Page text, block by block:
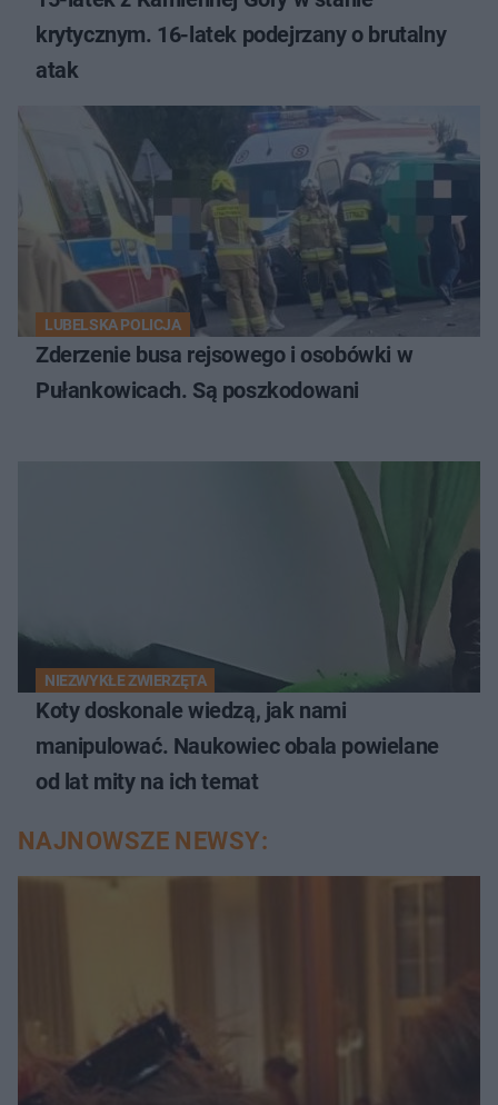
krytycznym. 16-latek podejrzany o brutalny
atak
LUBELSKA POLICJA
Zderzenie busa rejsowego i osobówki w
Pułankowicach. Są poszkodowani
NIEZWYKŁE ZWIERZĘTA
Koty doskonale wiedzą, jak nami
manipulować. Naukowiec obala powielane
od lat mity na ich temat
NAJNOWSZE NEWSY: